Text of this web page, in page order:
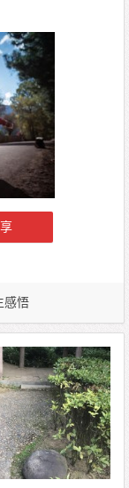
感悟